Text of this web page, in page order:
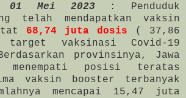
01 Mei 2023: Penduduk
telah mendapatkan vaksin
68,74 juta dosis ( 37,86
vaksinasi Covid-19
provinsinya, Jawa
menempati posisi teratas
vaksin booster terbanyak
mencapai 15,47 juta